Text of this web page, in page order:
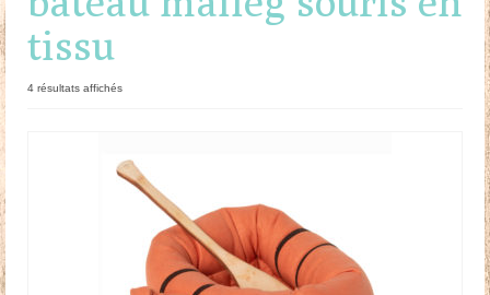
Doudous
Mobilier & Accessoires
Contact
tissu
4 résultats affichésTrié
au